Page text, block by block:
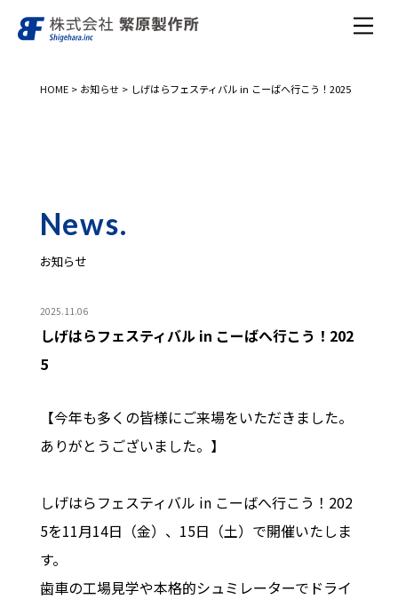
HOME> お知らせ> しげはらフェスティバル in こーばへ行こう！2025
News.
お知らせ
2025.11.06
しげはらフェスティバル in こーばへ行こう！202
5
【今年も多くの皆様にご来場をいただきました。
ありがとうございました。】
しげはらフェスティバル in こーばへ行こう！202
5を11月14日（金）、15日（土）で開催いたしま
す。
歯車の工場見学や本格的シュミレーターでドライ